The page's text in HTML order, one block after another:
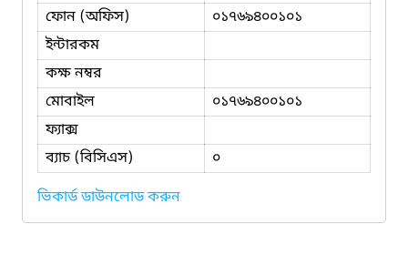
ফোন (অফিস)
০১৭৬৯৪০০১০১
ইন্টারকম
কক্ষ নম্বর
মোবাইল
০১৭৬৯৪০০১০১
ফ্যাক্স
ব্যাচ (বিসিএস)
০
ভিকার্ড ডাউনলোড করুন